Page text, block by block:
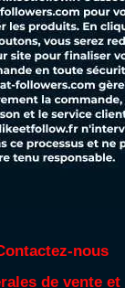
nous
de vente